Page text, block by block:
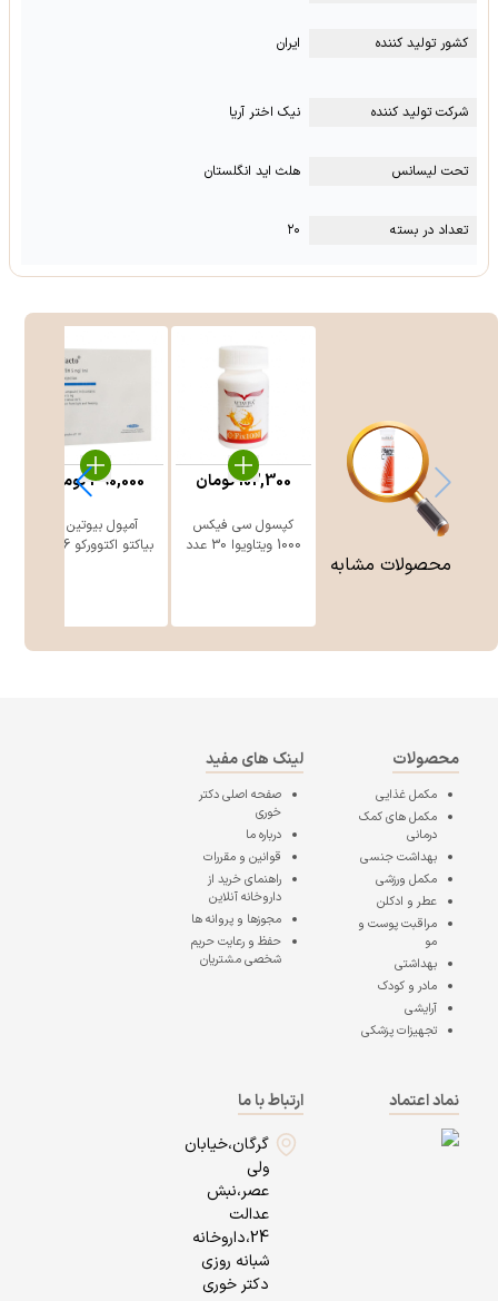
کشور تولید کننده ایران
شرکت تولید کننده نیک اختر آریا
تحت لیسانس هلث اید انگلستان
تعداد در بسته ۲۰
محصولات مشابه
کپسول سی فیکس
1000 ویتاویوا 30 عدد
102,300تومان
بیاکتو اکتوورکو 6 عدد
390,000تومان
محصولات
مکمل غذایی
مکمل های کمک
درمانی
بهداشت جنسی
مکمل ورزشی
عطر و ادکلن
مراقبت پوست و
مو
بهداشتی
مادر و کودک
آرایشی
تجهیزات پزشکی
لینک های مفید
صفحه اصلیدکتر
خوری
درباره ما
قوانین و مقررات
راهنمای خرید از
داروخانه آنلاین
مجوزها و پروانه ها
حفظ و رعایت حریم
شخصی مشتریان
نماد اعتماد
ارتباط با ما
گرگان،خیابان
ولی
عصر،نبش
عدالت
24،داروخانه
شبانه روزی
دکتر خوری